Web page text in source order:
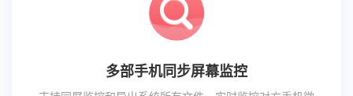
多部手机同步屏幕监控